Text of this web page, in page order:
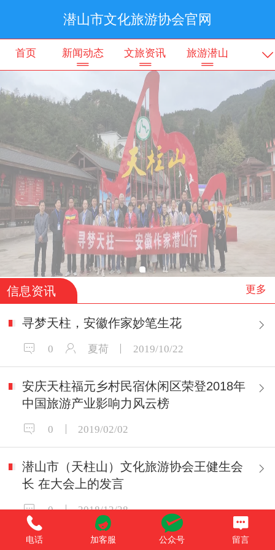
潜山市文化旅游协会官网
首页 新闻动态 文旅资讯 旅游潜山
信息资讯 更多
寻梦天柱，安徽作家妙笔生花
0 夏荷 2019/10/22
安庆天柱福元乡村民宿休闲区荣登2018年
中国旅游产业影响力风云榜
0 2019/02/02
潜山市（天柱山）文化旅游协会王健生会
长 在大会上的发言
0 2018/12/28
市委常委、天管会副主任涂高生在潜山市
电话 加客服 公众号 留言